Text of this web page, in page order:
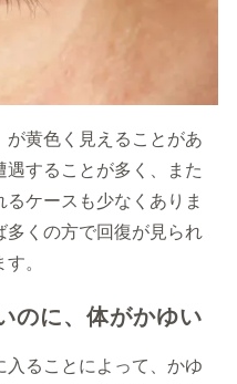
黄色く見えることがあ
することが多く、また
ケースも少なくありま
くの方で回復が見られ
。
のに、体がかゆい
ることによって、かゆ